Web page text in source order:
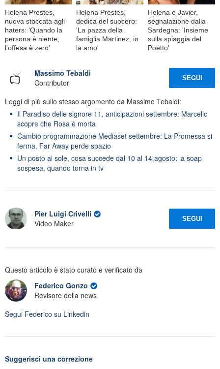
Helena Prestes,
nuova stoccata agli
haters: 'Quando la
persona è niente,
l'offesa è zero'
Helena Prestes,
dedica del suocero:
'La pazza della
famiglia Martinez, io
la amo'
Helena e Javier,
segnalazione dalla
Sardegna: 'Insieme
sulla spiaggia del
Poetto'
Massimo Tebaldi
Contributor
SEGUI
Leggi di più sullo stesso argomento da Massimo Tebaldi:
Il Paradiso delle signore 11, anticipazioni settembre: Marcello
scopre che Rosa è morta
Cambio programmazione Mediaset settembre: La Promessa si
ferma, Far Away perde spazio
Un posto al sole, cosa succede dal 10 al 14 agosto: la soap
sospesa, quando torna in tv
Pier Luigi Crivelli
Video Maker
SEGUI
Questo articolo è stato curato e verificato da
Federico Gonzo
Revisore della news
Segui Federico su Linkedin
Suggerisci una correzione